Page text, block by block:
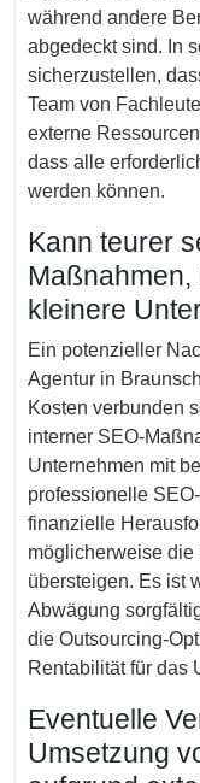
während andere
abgedeckt sind. In
sicherzustellen,
Team von
externe
dass alle
werden können.
Kann teurer
kleinere
Ein potenzieller
Agentur in
Kosten verbunden
interner SEO-
Unternehmen mit
professionelle
finanzielle
möglicherweise die
übersteigen. Es ist
Abwägung
die Outsourcing-
Rentabilität für das
Eventuelle
Umsetzung